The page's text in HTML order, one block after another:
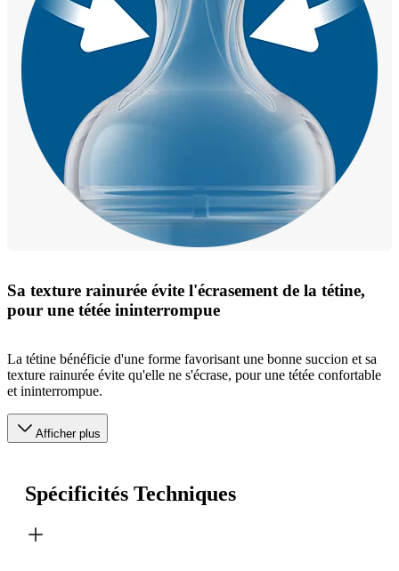
Sa texture rainurée évite l'écrasement de la tétine,
pour une tétée ininterrompue
La tétine bénéficie d'une forme favorisant une bonne succion et sa
texture rainurée évite qu'elle ne s'écrase, pour une tétée confortable
et ininterrompue.
Afficher plus
Spécificités Techniques